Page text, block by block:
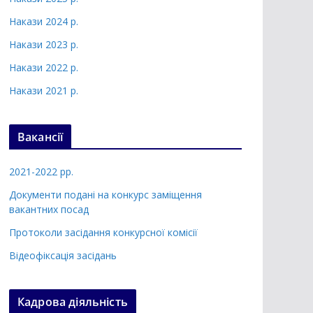
Накази 2024 р.
Накази 2023 р.
Накази 2022 р.
Накази 2021 р.
Вакансії
2021-2022 рр.
Документи подані на конкурс заміщення
вакантних посад
Протоколи засідання конкурсної комісії
Відеофіксація засідань
Кадрова діяльність